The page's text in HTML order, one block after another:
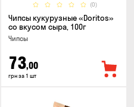
(0)
Чипсы кукурузные «Doritos»
со вкусом сыра, 100г
Чипсы
73,00
грн за 1 шт